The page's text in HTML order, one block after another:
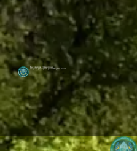
Басейнове управління
водних ресурсів річок Прут та Сірет